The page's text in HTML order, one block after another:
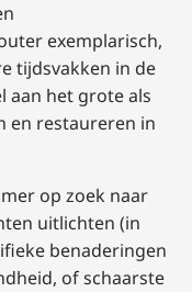
exemplarisch,
tijdsvakken in de
aan het grote als
en restaureren in
op zoek naar
uitlichten (in
benaderingen
of schaarste